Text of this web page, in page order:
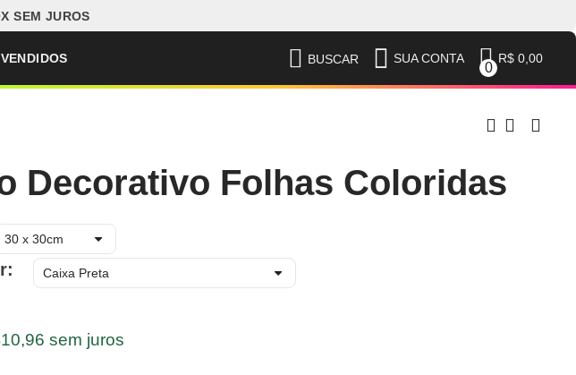
SEM JUROS
BUSCAR SUA CONTA
0
R$ 0,00
Decorativo Folhas Coloridas
sem juros